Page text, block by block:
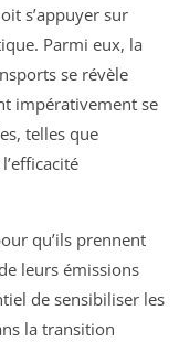
s’appuyer sur
Parmi eux, la
se révèle
impérativement se
telles que
qu’ils prennent
leurs émissions
de sensibiliser les
la transition